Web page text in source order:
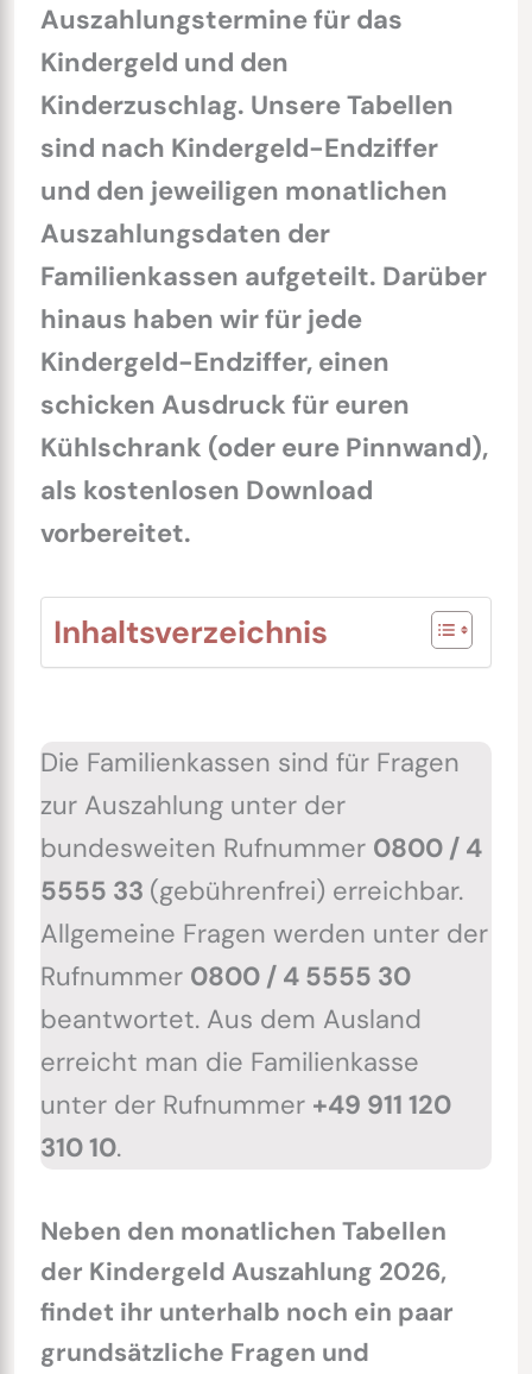
Auszahlungstermine für das
Kindergeld und den
Kinderzuschlag. Unsere Tabellen
sind nach Kindergeld-Endziffer
und den jeweiligen monatlichen
Auszahlungsdaten der
Familienkassen aufgeteilt. Darüber
hinaus haben wir für jede
Kindergeld-Endziffer, einen
schicken Ausdruck für euren
Kühlschrank (oder eure Pinnwand),
als kostenlosen Download
vorbereitet.
Inhaltsverzeichnis
Die Familienkassen sind für Fragen
zur Auszahlung unter der
bundesweiten Rufnummer 0800 / 4
5555 33 (gebührenfrei) erreichbar.
Allgemeine Fragen werden unter der
Rufnummer 0800 / 4 5555 30
beantwortet. Aus dem Ausland
erreicht man die Familienkasse
unter der Rufnummer +49 911 120
310 10.
Neben den monatlichen Tabellen
der Kindergeld Auszahlung 2026,
findet ihr unterhalb noch ein paar
grundsätzliche Fragen und